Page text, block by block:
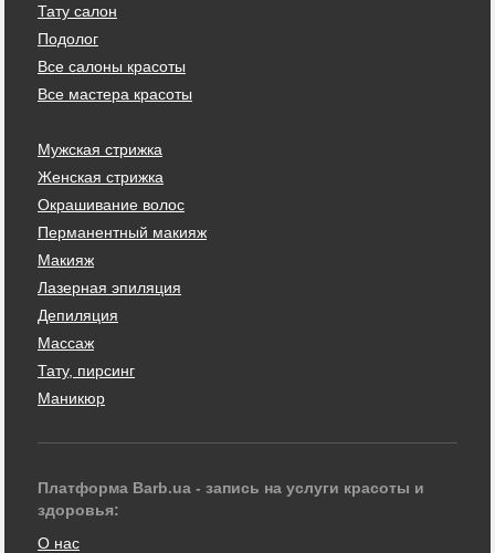
Тату салон
Подолог
Все салоны красоты
Все мастера красоты
Мужская стрижка
Женская стрижка
Окрашивание волос
Перманентный макияж
Макияж
Лазерная эпиляция
Депиляция
Массаж
Тату, пирсинг
Маникюр
Платформа Barb.ua - запись на услуги красоты и
здоровья:
О нас